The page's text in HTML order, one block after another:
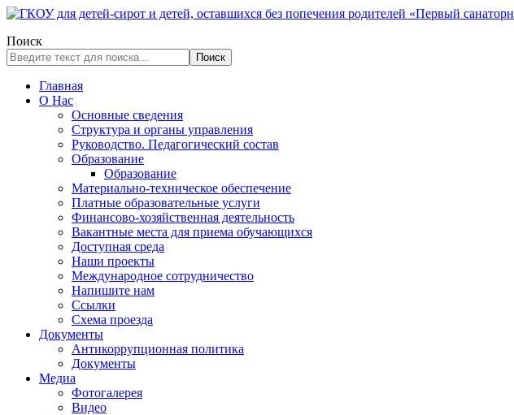
Поиск
Поиск
Главная
О Нас
Основные сведения
Структура и органы управления
Руководство. Педагогический состав
Образование
Образование
Материально-техническое обеспечение
Платные образовательные услуги
Финансово-хозяйственная деятельность
Вакантные места для приема обучающихся
Доступная среда
Наши проекты
Международное сотрудничество
Напишите нам
Ссылки
Схема проезда
Документы
Антикоррупционная политика
Документы
Медиа
Фотогалерея
Видео